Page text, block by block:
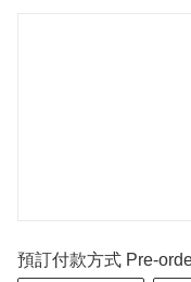
預訂付款方式 Pre-